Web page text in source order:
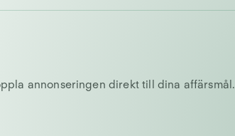
annonseringen direkt till dina affärsmål.